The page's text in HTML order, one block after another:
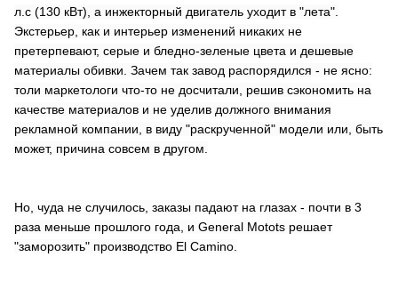
л.с (130 кВт), а инжекторный двигатель уходит в "лета".
Экстерьер, как и интерьер изменений никаких не
претерпевают, серые и бледно-зеленые цвета и дешевые
материалы обивки. Зачем так завод распорядился - не ясно:
толи маркетологи что-то не досчитали, решив сэкономить на
качестве материалов и не уделив должного внимания
рекламной компании, в виду "раскрученной" модели или, быть
может, причина совсем в другом.
Но, чуда не случилось, заказы падают на глазах - почти в 3
раза меньше прошлого года, и General Motots решает
"заморозить" производство El Camino.